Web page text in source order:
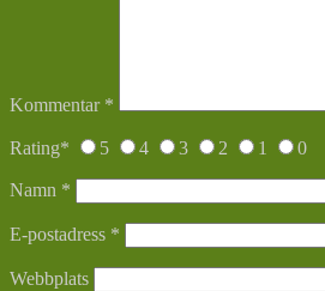
Kommentar *
Rating* 5 4 3 2 1 0
Namn *
E-postadress *
Webbplats